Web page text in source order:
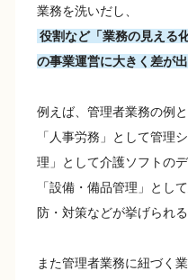
業務を洗いだし、
役割など「業務の見える
の事業運営に大きく差が
例えば、管理者業務の例
「人事労務」として管理
理」として介護ソフトの
「設備・備品管理」とし
防・対策などが挙げられる
また管理者業務に紐づく